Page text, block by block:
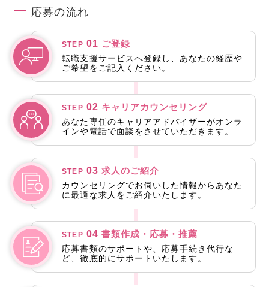
応募の流れ
STEP 01 ご登録
転職支援サービスへ登録し、あなたの経歴や
ご希望をご記入ください。
STEP 02 キャリアカウンセリング
あなた専任のキャリアアドバイザーがオンラ
インや電話で面談をさせていただきます。
STEP 03 求人のご紹介
カウンセリングでお伺いした情報からあなた
に最適な求人をご紹介いたします。
STEP 04 書類作成・応募・推薦
応募書類のサポートや、応募手続き代行な
ど、徹底的にサポートいたします。